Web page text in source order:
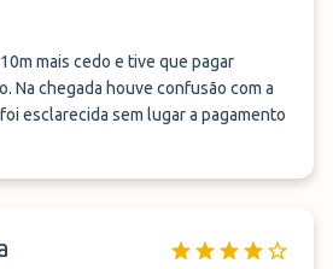
mais cedo e tive que pagar
Na chegada houve confusão com a
esclarecida sem lugar a pagamento